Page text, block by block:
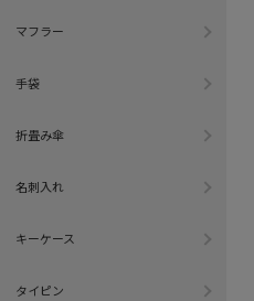
マフラー
手袋
折畳み傘
名刺入れ
キーケース
タイピン